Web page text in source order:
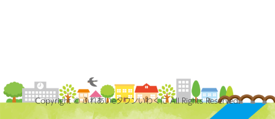
Copyright © ふれあいeタウンいわくに All Rights Reserved.